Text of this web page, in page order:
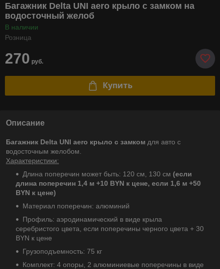
Багажник Delta UNI aero крыло с замком на
водосточный желоб
В наличии
Розница
270 руб.
Купить
Описание
Багажник Delta UNI aero крыло с замком для авто с
водосточным желобом.
Характеристики:
Длина поперечин может быть: 120 см, 130 см (если
длина поперечин 1,4 м +10 BYN к цене, если 1,6 м +50
BYN к цене)
Материал поперечин: алюминий
Профиль: аэродинамический в виде крыла
серебристого цвета, если поперечины черного цвета + 30
BYN к цене
Грузоподъемность: 75 кг
Комплект: 4 опоры, 2 алюминиевые поперечины в виде